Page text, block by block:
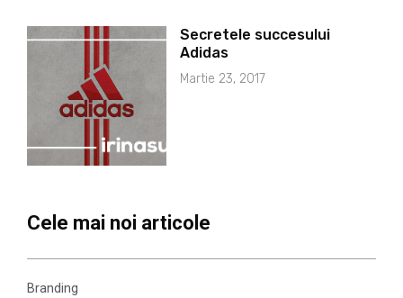
Secretele succesului
Adidas
Martie 23, 2017
Cele mai noi articole
Branding